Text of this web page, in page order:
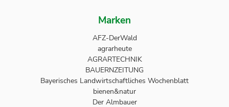
Marken
AFZ-DerWald
agrarheute
AGRARTECHNIK
BAUERNZEITUNG
Bayerisches Landwirtschaftliches Wochenblatt
bienen&natur
Der Almbauer